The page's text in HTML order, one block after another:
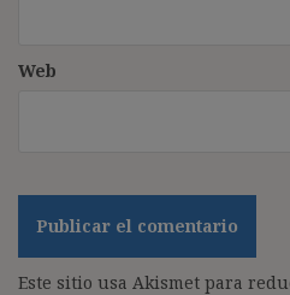
Web
Este sitio usa Akismet para